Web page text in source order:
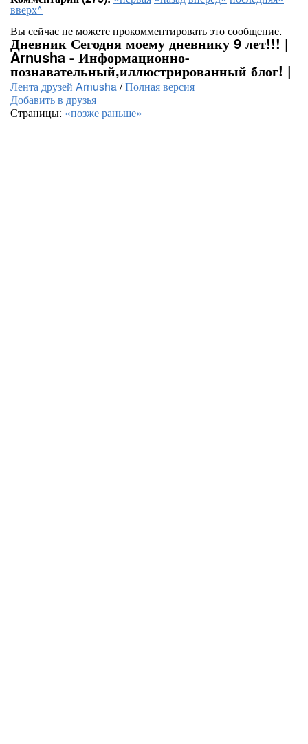
вверх^
Вы сейчас не можете прокомментировать это сообщение.
Дневник Сегодня моему дневнику 9 лет!!! |
Arnusha - Информационно-
познавательный,иллюстрированный блог! |
Лента друзей Arnusha/Полная версия
Добавить в друзья
Страницы: «позжераньше»